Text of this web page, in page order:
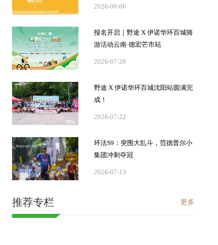
2026-08-06
报名开启｜野途 X 伊诺华环百城骑
游活动云南·德宏芒市站
2026-07-28
野途 X 伊诺华环百城沈阳站圆满完
成！
2026-07-22
环法S9：突围大乱斗，范德普尔小
集团冲刺夺冠
2026-07-13
推荐专栏 更多